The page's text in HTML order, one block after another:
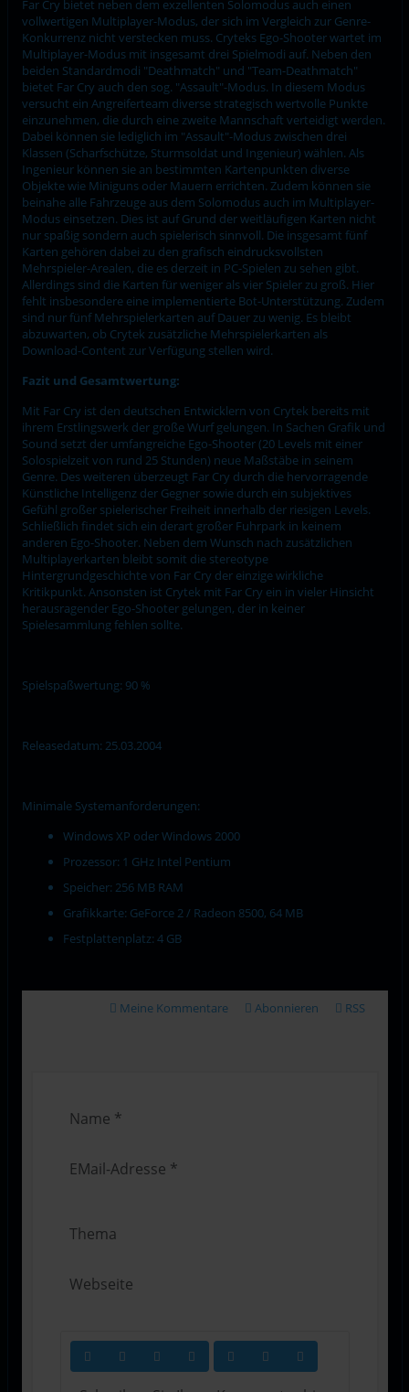
Far Cry bietet neben dem exzellenten Solomodus auch einen
vollwertigen Multiplayer-Modus, der sich im Vergleich zur Genre-
Konkurrenz nicht verstecken muss. Cryteks Ego-Shooter wartet im
Multiplayer-Modus mit insgesamt drei Spielmodi auf. Neben den
beiden Standardmodi "Deathmatch" und "Team-Deathmatch"
bietet Far Cry auch den sog. "Assault"-Modus. In diesem Modus
versucht ein Angreiferteam diverse strategisch wertvolle Punkte
einzunehmen, die durch eine zweite Mannschaft verteidigt werden.
Dabei können sie lediglich im "Assault"-Modus zwischen drei
Klassen (Scharfschütze, Sturmsoldat und Ingenieur) wählen. Als
Ingenieur können sie an bestimmten Kartenpunkten diverse
Objekte wie Miniguns oder Mauern errichten. Zudem können sie
beinahe alle Fahrzeuge aus dem Solomodus auch im Multiplayer-
Modus einsetzen. Dies ist auf Grund der weitläufigen Karten nicht
nur spaßig sondern auch spielerisch sinnvoll. Die insgesamt fünf
Karten gehören dabei zu den grafisch eindrucksvollsten
Mehrspieler-Arealen, die es derzeit in PC-Spielen zu sehen gibt.
Allerdings sind die Karten für weniger als vier Spieler zu groß. Hier
fehlt insbesondere eine implementierte Bot-Unterstützung. Zudem
sind nur fünf Mehrspielerkarten auf Dauer zu wenig. Es bleibt
abzuwarten, ob Crytek zusätzliche Mehrspielerkarten als
Download-Content zur Verfügung stellen wird.
Fazit und Gesamtwertung:
Mit Far Cry ist den deutschen Entwicklern von Crytek bereits mit
ihrem Erstlingswerk der große Wurf gelungen. In Sachen Grafik und
Sound setzt der umfangreiche Ego-Shooter (20 Levels mit einer
Solospielzeit von rund 25 Stunden) neue Maßstäbe in seinem
Genre. Des weiteren überzeugt Far Cry durch die hervorragende
Künstliche Intelligenz der Gegner sowie durch ein subjektives
Gefühl großer spielerischer Freiheit innerhalb der riesigen Levels.
Schließlich findet sich ein derart großer Fuhrpark in keinem
anderen Ego-Shooter. Neben dem Wunsch nach zusätzlichen
Multiplayerkarten bleibt somit die stereotype
Hintergrundgeschichte von Far Cry der einzige wirkliche
Kritikpunkt. Ansonsten ist Crytek mit Far Cry ein in vieler Hinsicht
herausragender Ego-Shooter gelungen, der in keiner
Spielesammlung fehlen sollte.
Spielspaßwertung: 90 %
Releasedatum: 25.03.2004
Minimale Systemanforderungen:
Windows XP oder Windows 2000
Prozessor: 1 GHz Intel Pentium
Speicher: 256 MB RAM
Grafikkarte: GeForce 2 / Radeon 8500, 64 MB
Festplattenplatz: 4 GB
Meine Kommentare Abonnieren RSS